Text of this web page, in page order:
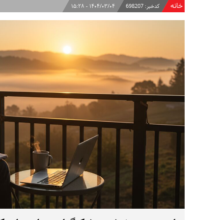
خانه کدخبر: 698207 ۱۴۰۴/۰۳/۰۴ - ۱۵:۲۸